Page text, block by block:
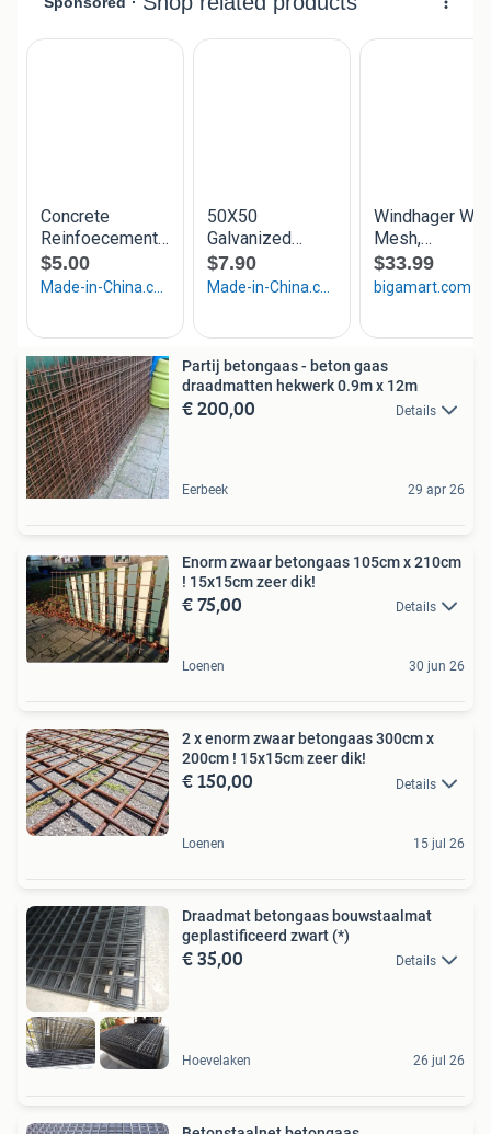
Partij betongaas - beton gaas
draadmatten hekwerk 0.9m x 12m
€ 200,00 Details
Eerbeek 29 apr 26
Enorm zwaar betongaas 105cm x 210cm
! 15x15cm zeer dik!
€ 75,00 Details
Loenen 30 jun 26
2 x enorm zwaar betongaas 300cm x
200cm ! 15x15cm zeer dik!
€ 150,00 Details
Loenen 15 jul 26
Draadmat betongaas bouwstaalmat
geplastificeerd zwart (*)
€ 35,00 Details
Hoevelaken 26 jul 26